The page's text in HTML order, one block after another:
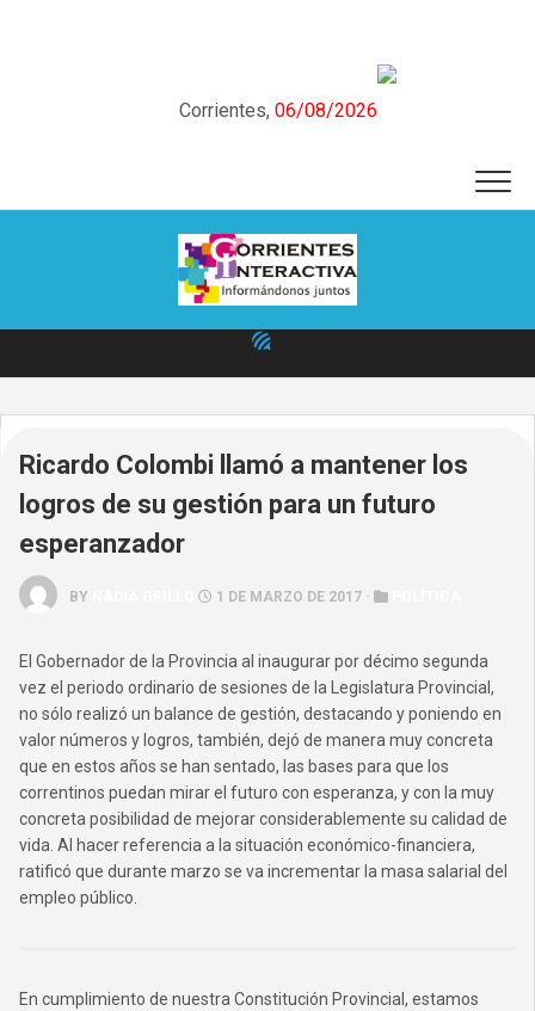
Corrientes, 06/08/2026
Ricardo Colombi llamó a mantener los
logros de su gestión para un futuro
esperanzador
BY 1 DE MARZO DE 2017 ·
El Gobernador de la Provincia al inaugurar por décimo segunda
vez el periodo ordinario de sesiones de la Legislatura Provincial,
no sólo realizó un balance de gestión, destacando y poniendo en
valor números y logros, también, dejó de manera muy concreta
que en estos años se han sentado, las bases para que los
correntinos puedan mirar el futuro con esperanza, y con la muy
concreta posibilidad de mejorar considerablemente su calidad de
vida. Al hacer referencia a la situación económico-financiera,
ratificó que durante marzo se va incrementar la masa salarial del
empleo público.
En cumplimiento de nuestra Constitución Provincial, estamos